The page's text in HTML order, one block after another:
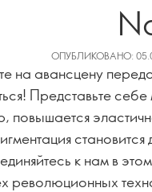
ОПУБЛИКОВАНО:
на авансцену
Представьте
повышается
к нам в
революционных